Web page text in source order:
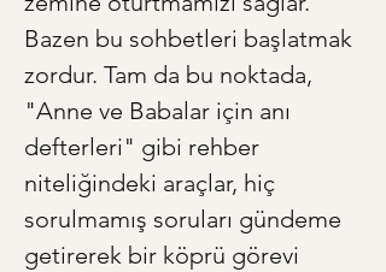
Bazen bu sohbetleri başlatmak
zordur. Tam da bu noktada,
"Anne ve Babalar için anı
defterleri" gibi rehber
niteliğindeki araçlar, hiç
sorulmamış soruları gündeme
getirerek bir köprü görevi